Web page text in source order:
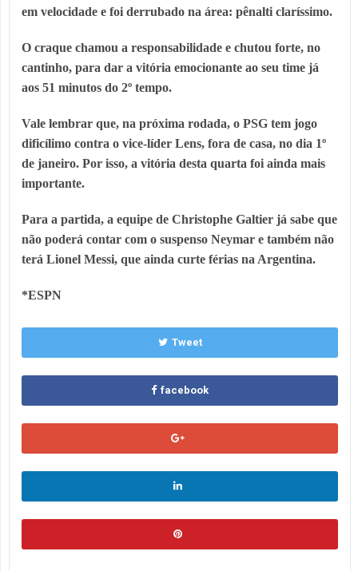
em velocidade e foi derrubado na área: pênalti claríssimo.
O craque chamou a responsabilidade e chutou forte, no
cantinho, para dar a vitória emocionante ao seu time já
aos 51 minutos do 2º tempo.
Vale lembrar que, na próxima rodada, o PSG tem jogo
dificílimo contra o vice-líder Lens, fora de casa, no dia 1º
de janeiro. Por isso, a vitória desta quarta foi ainda mais
importante.
Para a partida, a equipe de Christophe Galtier já sabe que
não poderá contar com o suspenso Neymar e também não
terá Lionel Messi, que ainda curte férias na Argentina.
*ESPN
Tweet
facebook